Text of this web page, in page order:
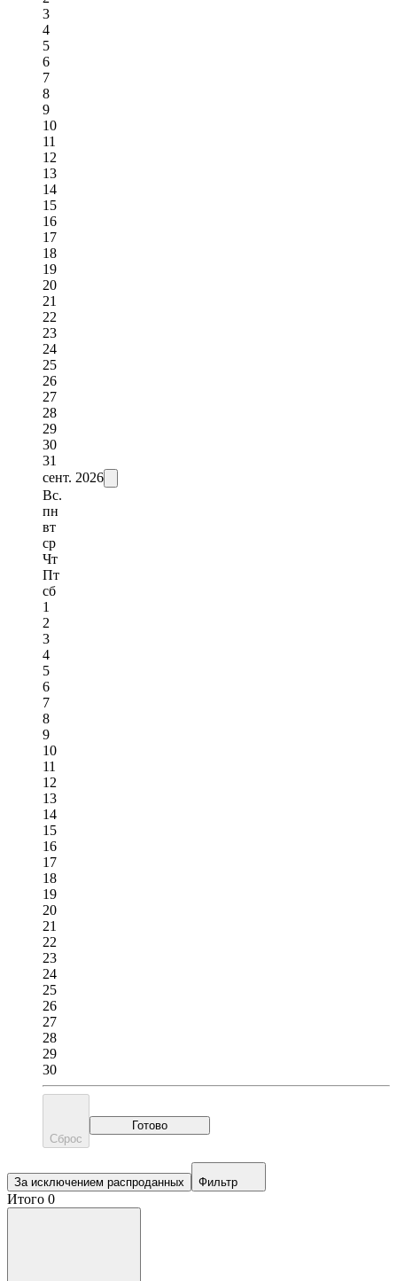
3
4
5
6
7
8
9
10
11
12
13
14
15
16
17
18
19
20
21
22
23
24
25
26
27
28
29
30
31
сент. 2026
Вс.
пн
вт
ср
Чт
Пт
сб
1
2
3
4
5
6
7
8
9
10
11
12
13
14
15
16
17
18
19
20
21
22
23
24
25
26
27
28
29
30
Сброс
Готово
За исключением распроданных Фильтр
Итого 0